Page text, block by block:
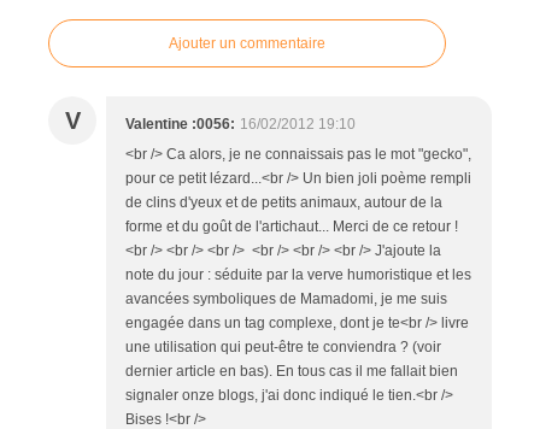
Ajouter un commentaire
V Valentine :0056: 16/02/2012 19:10
<br /> Ca alors, je ne connaissais pas le mot "gecko",
pour ce petit lézard...<br /> Un bien joli poème rempli
de clins d'yeux et de petits animaux, autour de la
forme et du goût de l'artichaut... Merci de ce retour !
<br /> <br /> <br /> <br /> <br /> <br /> J'ajoute la
note du jour : séduite par la verve humoristique et les
avancées symboliques de Mamadomi, je me suis
engagée dans un tag complexe, dont je te<br /> livre
une utilisation qui peut-être te conviendra ? (voir
dernier article en bas). En tous cas il me fallait bien
signaler onze blogs, j'ai donc indiqué le tien.<br />
Bises !<br />